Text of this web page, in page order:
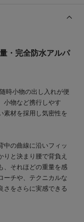
・完全防水アルパ
時小物の出し入れが便
小物など携行しやす
素材を採用し気密性を
中の曲線に沿いフィッ
りと決まり腰で背負え
、それほどの重量を感
ーチや、テクニカルな
さをさらに実感できる